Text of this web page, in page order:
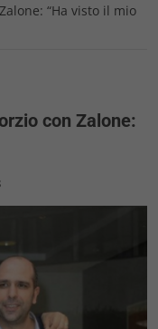
“Ha visto il mio
con Zalone: